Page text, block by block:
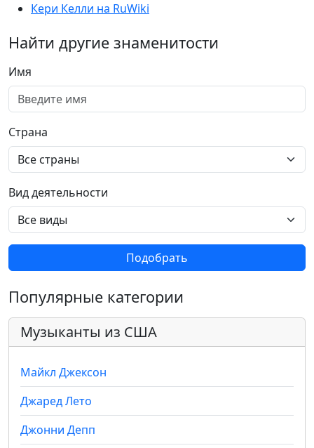
Кери Келли на RuWiki
Найти другие знаменитости
Имя
Страна
Вид деятельности
Подобрать
Популярные категории
Музыканты из США
Майкл Джексон
Джаред Лето
Джонни Депп